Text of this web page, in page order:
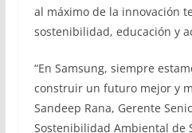
al máximo de la innovación
sostenibilidad, educación y
“En Samsung, siempre
construir un futuro mejor y
Sandeep Rana, Gerente
Sostenibilidad Ambiental de